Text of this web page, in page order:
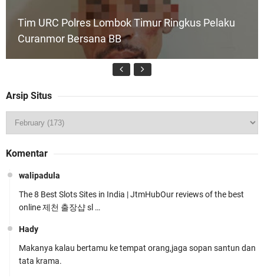
Tim URC Polres Lombok Timur Ringkus Pelaku
Curanmor Bersana BB
Selamatan Bendungan Meninting
Samapta Polresta Mataram Patroli di Wilayah
Arsip Situs
Komentar
walipadula
The 8 Best Slots Sites in India | JtmHubOur reviews of the best
online 제천 출장샵 sl …
Hady
Makanya kalau bertamu ke tempat orang,jaga sopan santun dan
tata krama.